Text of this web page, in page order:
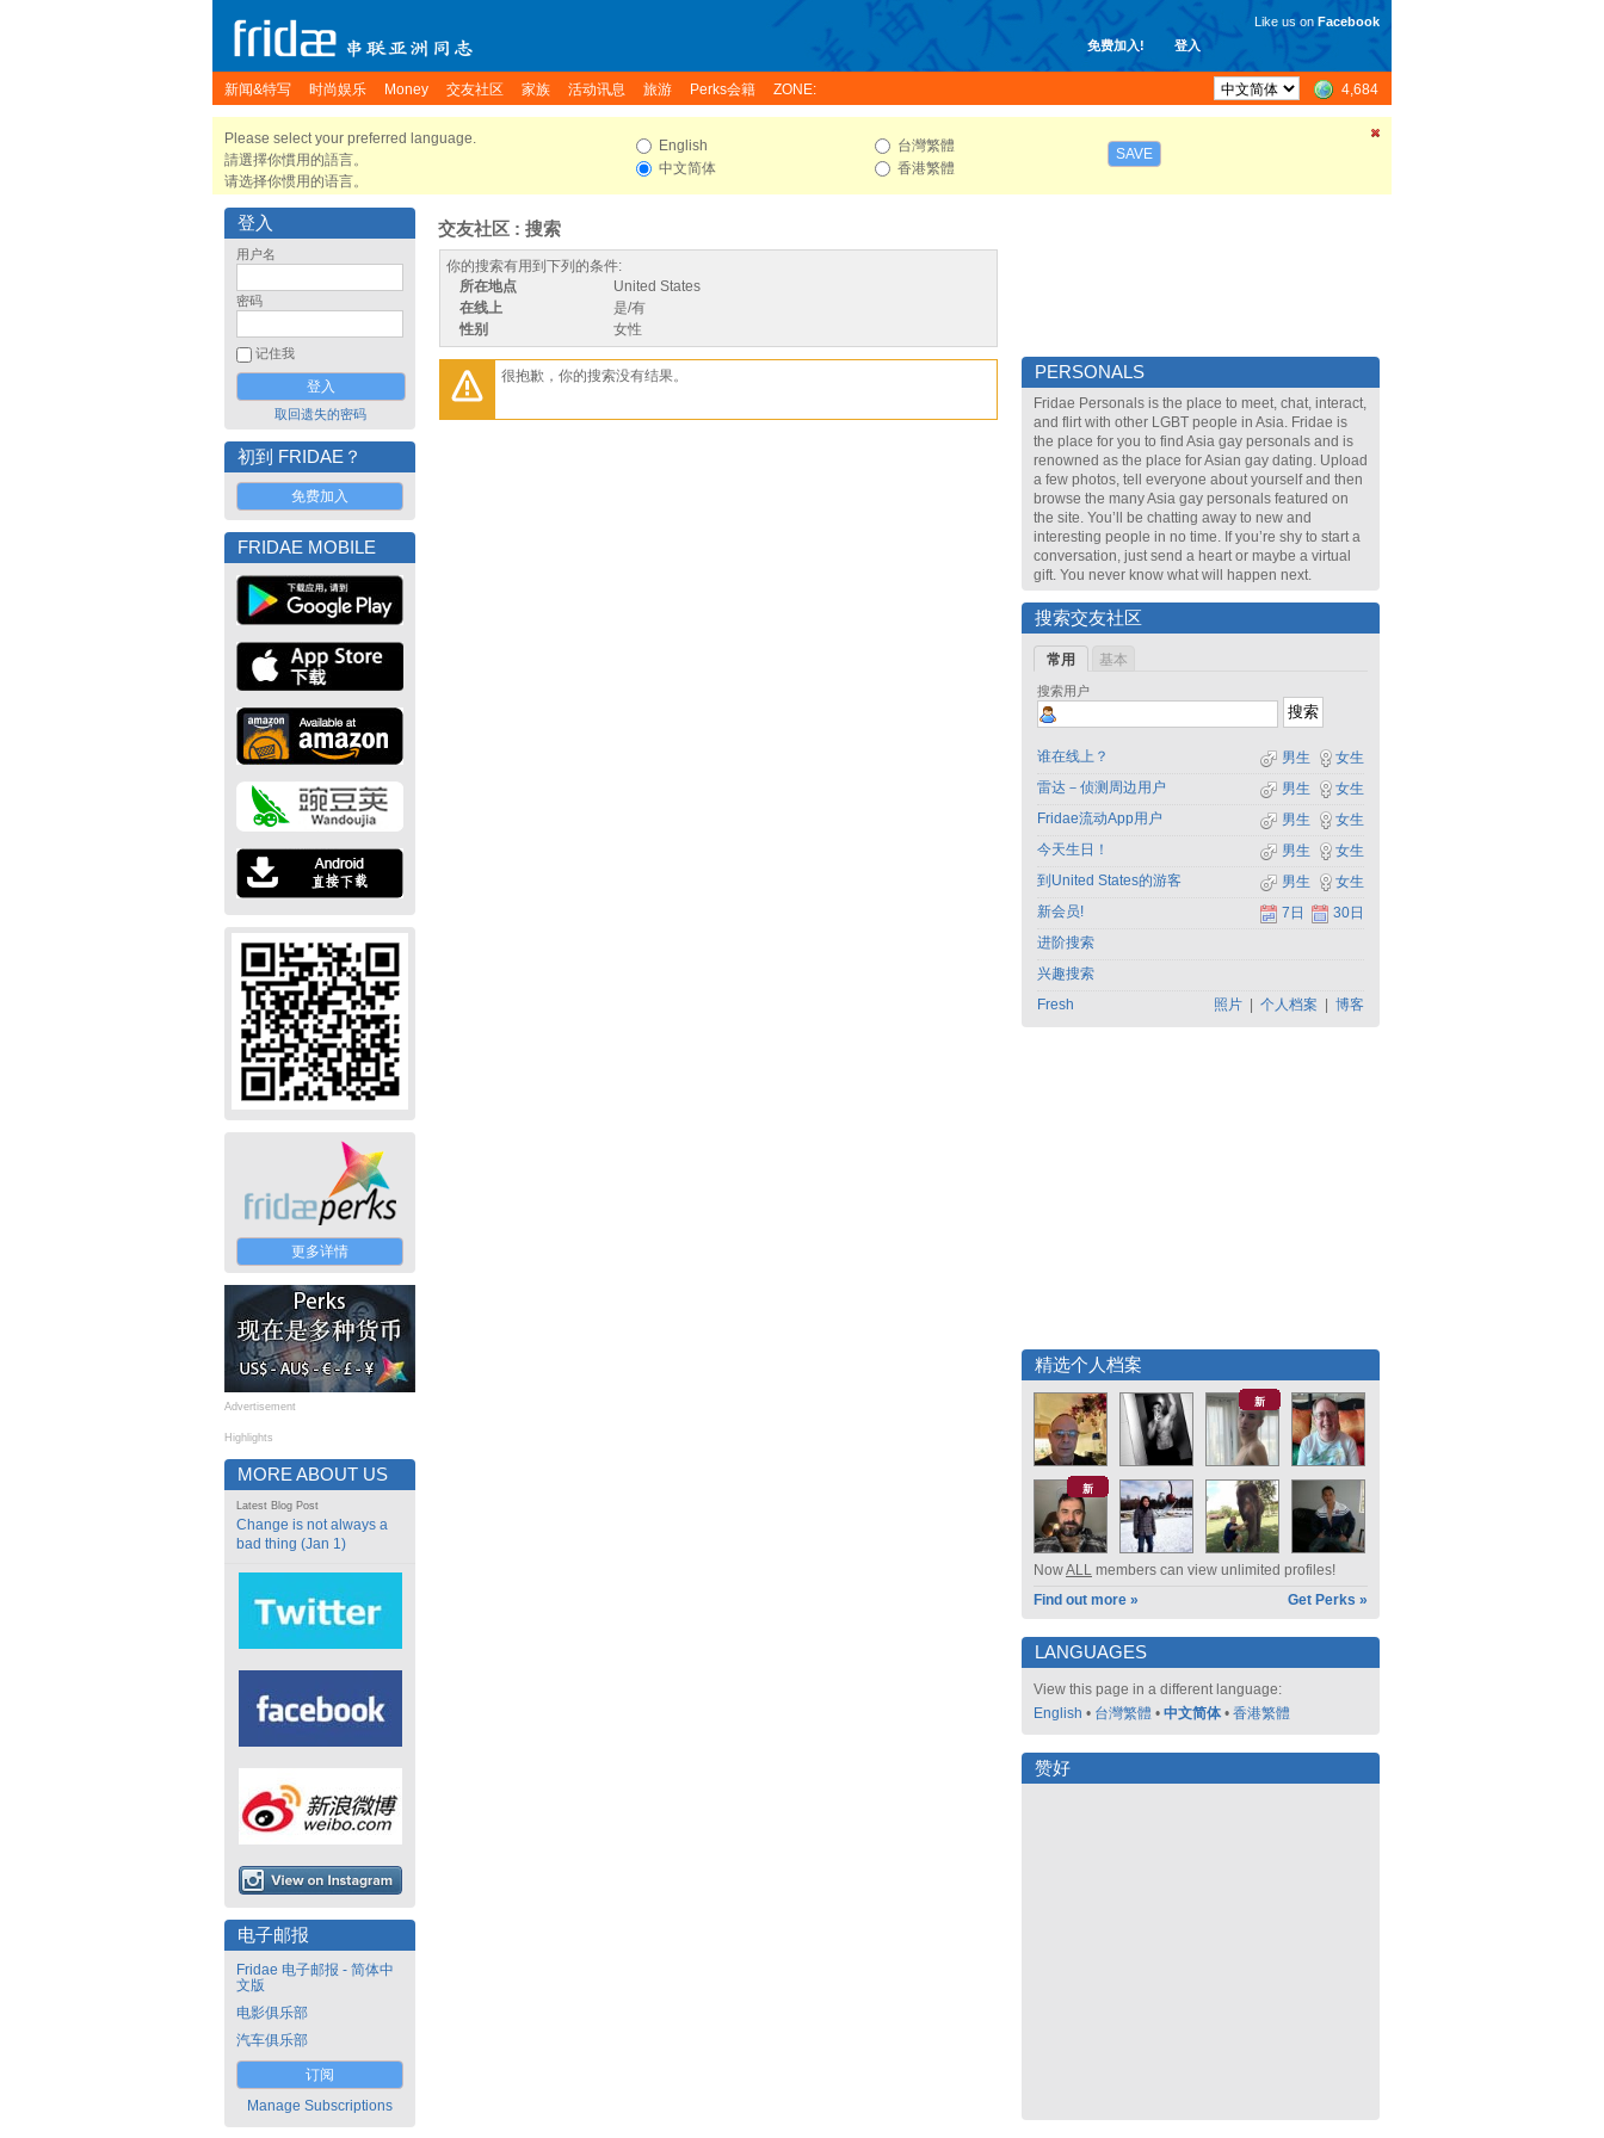
免费加入! 登入
Like us on Facebook
新闻&特写 时尚娱乐 Money 交友社区 家族 活动讯息 旅游 Perks会籍 ZONE: 4,684
Please select your preferred language.
請選擇你慣用的語言。
请选择你惯用的语言。
English
中文简体
台灣繁體
香港繁體
SAVE
登入
用户名
密码
记住我
取回遗失的密码
初到 FRIDAE？
免费加入
FRIDAE MOBILE
更多详情
Advertisement
Highlights
MORE ABOUT US
Latest Blog Post
Change is not always a
bad thing (Jan 1)
电子邮报
Fridae 电子邮报 - 简体中
文版
电影俱乐部
汽车俱乐部
订阅
Manage Subscriptions
交友社区 : 搜索
你的搜索有用到下列的条件:
所在地点
United States
在线上
是/有
性别
女性
很抱歉，你的搜索没有结果。 PERSONALS
Fridae Personals is the place to meet, chat, interact,
and flirt with other LGBT people in Asia. Fridae is
the place for you to find Asia gay personals and is
renowned as the place for Asian gay dating. Upload
a few photos, tell everyone about yourself and then
browse the many Asia gay personals featured on
the site. You’ll be chatting away to new and
interesting people in no time. If you’re shy to start a
conversation, just send a heart or maybe a virtual
gift. You never know what will happen next.
搜索交友社区
常用 基本
搜索用户
谁在线上？ 女生
男生
雷达－侦测周边用户
女生
男生
Fridae流动App用户
女生
男生
今天生日！
女生
男生
到United States的游客
女生
男生
新会员!
30日
7日
进阶搜索
兴趣搜索
Fresh
照片 个人档案 博客
精选个人档案
新
新
NowALL members can view unlimited profiles!
Find out more »
Get Perks »
LANGUAGES
View this page in a different language:
English • 台灣繁體 • 中文简体 • 香港繁體
赞好